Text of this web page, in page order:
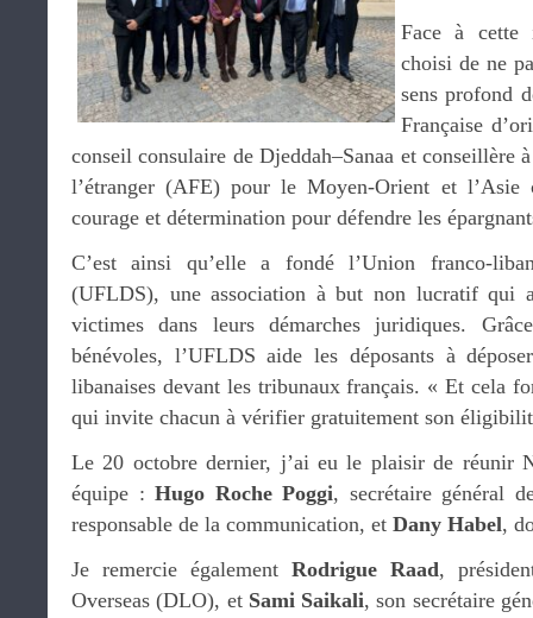
Face à
choisi de ne
sens profond
Française
conseil consulaire de Djeddah–Sanaa et conseillère
l’étranger (AFE) pour le Moyen-Orient et l’Asie
courage et détermination pour défendre les
C’est ainsi qu’elle a fondé l’Union franco-
(UFLDS), une association à but non lucratif qui
victimes dans leurs démarches juridiques.
bénévoles, l’UFLDS aide les déposants à
libanaises devant les tribunaux français. « Et cela
qui invite chacun à vérifier gratuitement son
Le 20 octobre dernier, j’ai eu le plaisir de réunir
équipe : Hugo Roche Poggi, secrétaire général
responsable de la communication, et Dany Habel,
Je remercie également Rodrigue Raad,
Overseas (DLO), et Sami Saikali, son secrétaire